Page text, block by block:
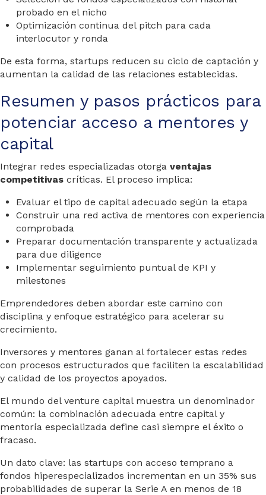
probado en el nicho
Optimización continua del pitch para cada
interlocutor y ronda
De esta forma, startups reducen su ciclo de captación y
aumentan la calidad de las relaciones establecidas.
Resumen y pasos prácticos para
potenciar acceso a mentores y
capital
Integrar redes especializadas otorga ventajas
competitivas críticas. El proceso implica:
Evaluar el tipo de capital adecuado según la etapa
Construir una red activa de mentores con experiencia
comprobada
Preparar documentación transparente y actualizada
para due diligence
Implementar seguimiento puntual de KPI y
milestones
Emprendedores deben abordar este camino con
disciplina y enfoque estratégico para acelerar su
crecimiento.
Inversores y mentores ganan al fortalecer estas redes
con procesos estructurados que faciliten la escalabilidad
y calidad de los proyectos apoyados.
El mundo del venture capital muestra un denominador
común: la combinación adecuada entre capital y
mentoría especializada define casi siempre el éxito o
fracaso.
Un dato clave: las startups con acceso temprano a
fondos hiperespecializados incrementan en un 35% sus
probabilidades de superar la Serie A en menos de 18